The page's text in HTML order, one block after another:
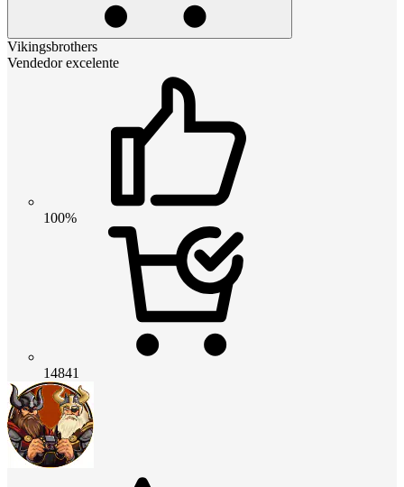
Vikingsbrothers
Vendedor excelente
100%
14841